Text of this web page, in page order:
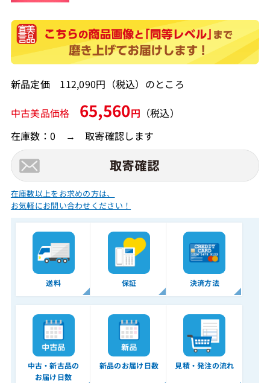
新品定価 112,090円（税込）のところ
中古美品価格 65,560円 （税込）
在庫数：0 → 取寄確認します
在庫数以上をお求めの方は、
お気軽にお問い合わせください！
送料 保証 決済方法
中古・新古品の
お届け日数
新品のお届け日数 見積・発注の流れ